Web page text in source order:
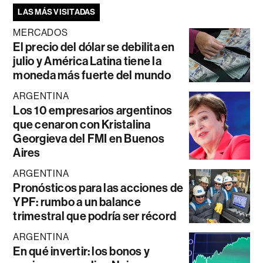
LAS MÁS VISITADAS
MERCADOS
El precio del dólar se debilita en
julio y América Latina tiene la
moneda más fuerte del mundo
ARGENTINA
Los 10 empresarios argentinos
que cenaron con Kristalina
Georgieva del FMI en Buenos
Aires
ARGENTINA
Pronósticos para las acciones de
YPF: rumbo a un balance
trimestral que podría ser récord
ARGENTINA
En qué invertir: los bonos y